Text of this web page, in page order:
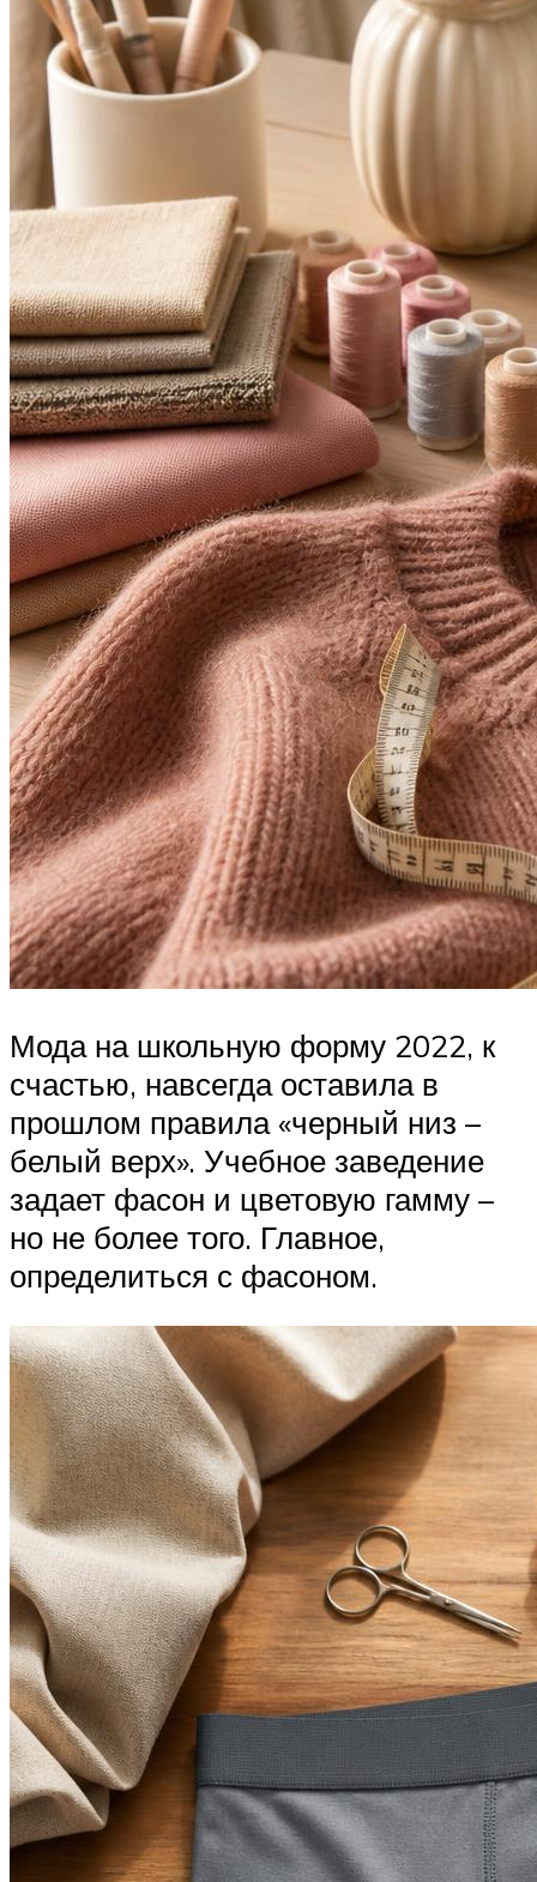
Мода на школьную форму 2022, к
счастью, навсегда оставила в
прошлом правила «черный низ –
белый верх». Учебное заведение
задает фасон и цветовую гамму –
но не более того. Главное,
определиться с фасоном.